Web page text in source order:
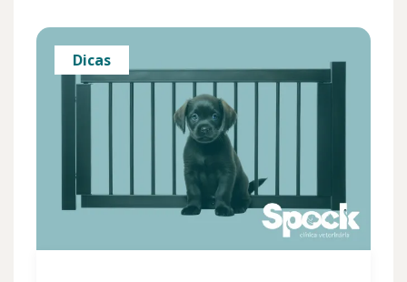
Dicas